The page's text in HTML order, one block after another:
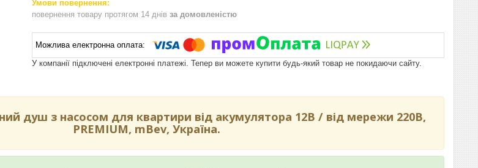
повернення товару протягом 14 днів за домовленістю
У компанії підключені електронні платежі. Тепер ви можете купити будь-який товар не покидаючи сайту.
душ з насосом для квартири від акумулятора 12В / від мережи 220В,
PREMIUM, mBev, Україна.